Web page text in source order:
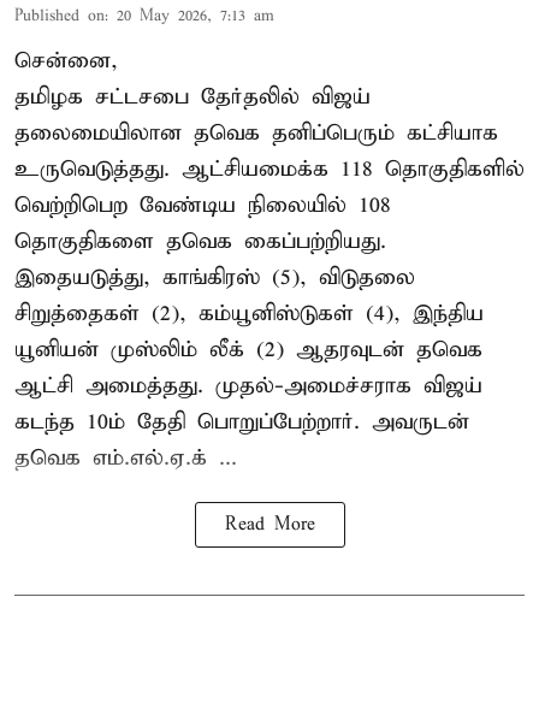
Published on: 20 May 2026, 7:13 am
சென்னை,
தமிழக சட்டசபை தேர்தலில் விஜய்
தலைமையிலான தவெக தனிப்பெரும் கட்சியாக
உருவெடுத்தது. ஆட்சியமைக்க 118 தொகுதிகளில்
வெற்றிபெற வேண்டிய நிலையில் 108
தொகுதிகளை தவெக கைப்பற்றியது.
இதையடுத்து, காங்கிரஸ் (5), விடுதலை
சிறுத்தைகள் (2), கம்யூனிஸ்டுகள் (4), இந்திய
யூனியன் முஸ்லிம் லீக் (2) ஆதரவுடன் தவெக
ஆட்சி அமைத்தது. முதல்-அமைச்சராக விஜய்
கடந்த 10ம் தேதி பொறுப்பேற்றார். அவருடன்
தவெக எம்.எல்.ஏ.க் ...
Read More